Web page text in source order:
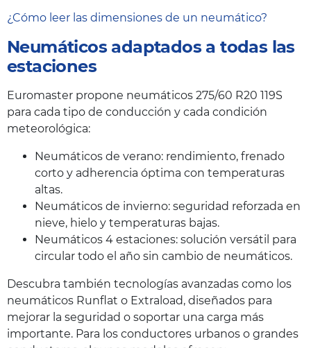
¿Cómo leer las dimensiones de un neumático?
Neumáticos adaptados a todas las
estaciones
Euromaster propone neumáticos 275/60 R20 119S
para cada tipo de conducción y cada condición
meteorológica:
Neumáticos de verano: rendimiento, frenado
corto y adherencia óptima con temperaturas
altas.
Neumáticos de invierno: seguridad reforzada en
nieve, hielo y temperaturas bajas.
Neumáticos 4 estaciones: solución versátil para
circular todo el año sin cambio de neumáticos.
Descubra también tecnologías avanzadas como los
neumáticos Runflat o Extraload, diseñados para
mejorar la seguridad o soportar una carga más
importante. Para los conductores urbanos o grandes